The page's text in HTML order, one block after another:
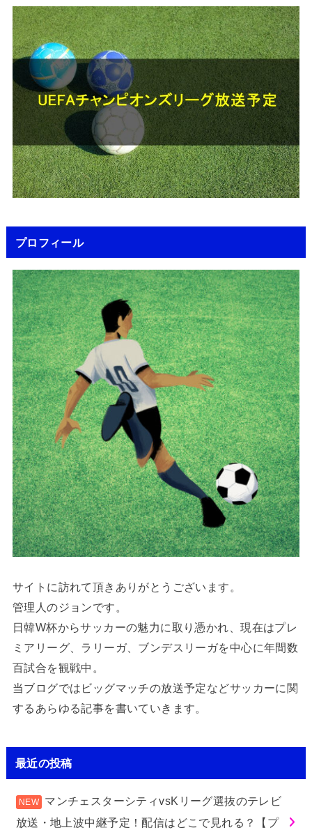
プロフィール
サイトに訪れて頂きありがとうございます。
管理人のジョンです。
日韓W杯からサッカーの魅力に取り憑かれ、現在はプレ
ミアリーグ、ラリーガ、ブンデスリーガを中心に年間数
百試合を観戦中。
当ブログではビッグマッチの放送予定などサッカーに関
するあらゆる記事を書いていきます。
最近の投稿
マンチェスターシティvsKリーグ選抜のテレビ
放送・地上波中継予定！配信はどこで見れる？【プ